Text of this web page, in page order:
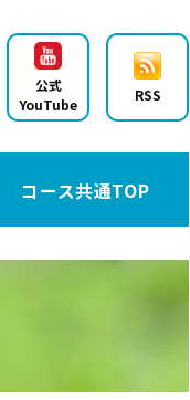
公式
YouTube
RSS
コース共通TOP